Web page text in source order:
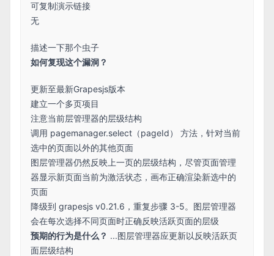
可复制演示链接
无
描述一下那个虫子
如何复现这个漏洞？
更新至最新Grapesjs版本
建立一个多页项目
注意当前层管理器的层级结构
调用 pagemanager.select（pageId） 方法，针对当前
选中的页面以外的其他页面
图层管理器仍然反映上一页的层级结构，尽管页面管理
器显示新页面当前为激活状态，画布正确渲染新选中的
页面
降级到 grapesjs v0.21.6，重复步骤 3-5。图层管理器
会在每次选择不同页面时正确反映活跃页面的层级
预期的行为是什么？ ...图层管理器应更新以反映活跃页
面层级结构